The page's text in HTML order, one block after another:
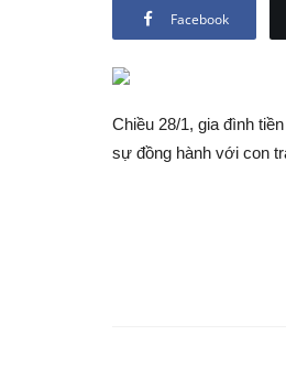
Facebook
Chiều 28/1, gia đình
sự đồng hành với con